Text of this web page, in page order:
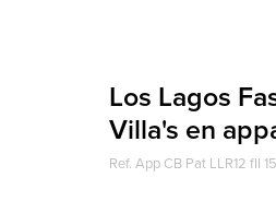
Los Lagos
Villa's en
Ref. App CB Pat LLR12 fII